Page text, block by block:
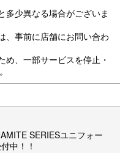
多少異なる場合がございま
、事前に店舗にお問い合わ
、一部サービスを停止・
SERIESユニフォー
中！！